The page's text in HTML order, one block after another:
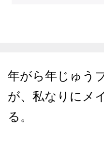
年がら年じゅう
が、私なりにメ
る。